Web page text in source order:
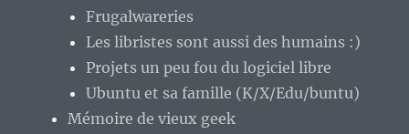
Frugalwareries
Les libristes sont aussi des humains :)
Projets un peu fou du logiciel libre
Ubuntu et sa famille (K/X/Edu/buntu)
Mémoire de vieux geek